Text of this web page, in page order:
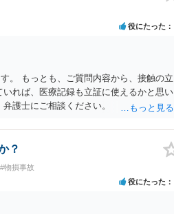
被害者は叔母様ご本人となりますので、
る必要があります。日本語での十分な意
て、依頼意思の確認方法等を検討する必
役にたった
。 もっとも、ご質問内容から、接触の立
れば、医療記録も立証に使えるかと思い
護士にご相談ください。
？
#物損事故
役にたった